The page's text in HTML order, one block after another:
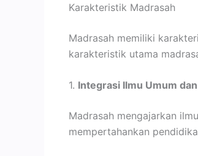
Karakteristik Madrasah
Madrasah memiliki
karakteristik utama
1. Integrasi Ilmu Umum
Madrasah mengajarkan
mempertahankan